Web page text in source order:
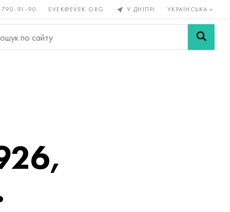
91-90 EVEK@EVEK.ORG У ДНІПРІ УКРАЇНСЬКА
Легована Сітки і